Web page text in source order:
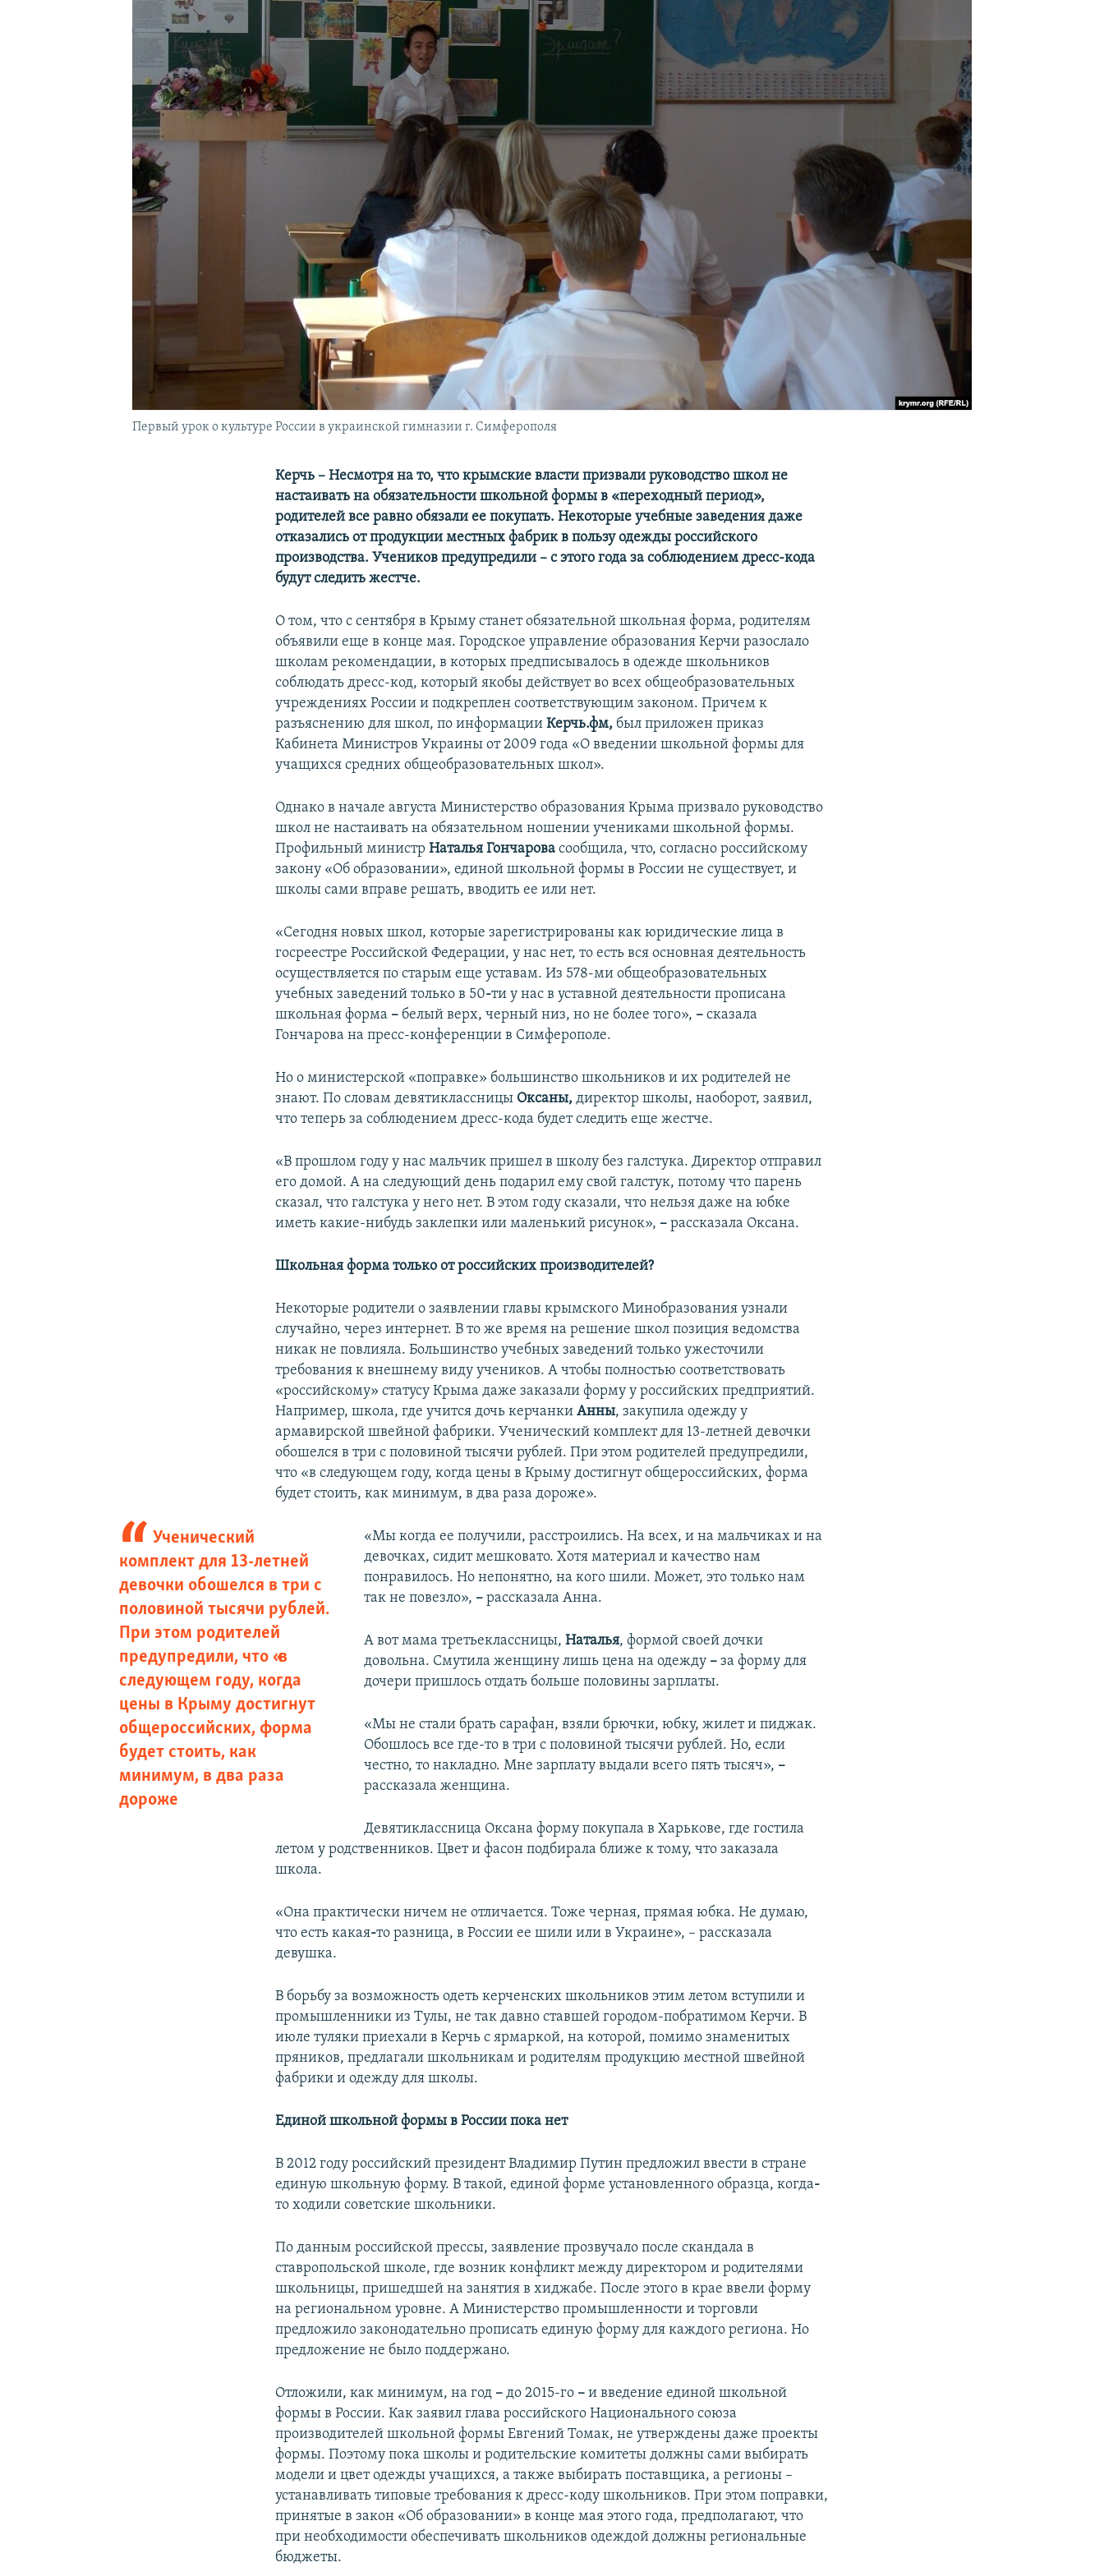
КРЫМ.НЕПОКОРЕННЫЙ
УКРАИНСКАЯ ПРОБЛЕМА КРЫМА
Первый урок о культуре России в украинской гимназии г. Симферополя
Керчь – Несмотря на то, что крымские власти призвали руководство школ не
настаивать на обязательности школьной формы в «переходный период»,
родителей все равно обязали ее покупать. Некоторые учебные заведения даже
отказались от продукции местных фабрик в пользу одежды российского
производства. Учеников предупредили – с этого года за соблюдением дресс-кода
будут следить жестче.
О том, что с сентября в Крыму станет обязательной школьная форма, родителям
объявили еще в конце мая. Городское управление образования Керчи разослало
школам рекомендации, в которых предписывалось в одежде школьников
соблюдать дресс-код, который якобы действует во всех общеобразовательных
учреждениях России и подкреплен соответствующим законом. Причем к
разъяснению для школ, по информацииКерчь.фм, был приложен приказ
Кабинета Министров Украины от 2009 года «О введении школьной формы для
учащихся средних общеобразовательных школ».
Однако в начале августа Министерство образования Крыма призвало руководство
школ не настаивать на обязательном ношении учениками школьной формы.
Профильный министрНаталья Гончарова сообщила, что, согласно российскому
закону «Об образовании», единой школьной формы в России не существует, и
школы сами вправе решать, вводить ее или нет.
«Сегодня новых школ, которые зарегистрированы как юридические лица в
госреестре Российской Федерации, у нас нет, то есть вся основная деятельность
осуществляется по старым еще уставам. Из 578-ми общеобразовательных
учебных заведений только в 50-ти у нас в уставной деятельности прописана
школьная форма – белый верх, черный низ, но не более того», –сказала
Гончарова на пресс-конференции в Симферополе.
Но о министерской «поправке» большинство школьников и их родителей не
знают. По словам девятиклассницы Оксаны, директор школы, наоборот, заявил,
что теперь за соблюдением дресс-кода будет следить еще жестче.
«В прошлом году у нас мальчик пришел в школу без галстука. Директор отправил
его домой. А на следующий день подарил ему свой галстук, потому что парень
сказал, что галстука у него нет. В этом году сказали, что нельзя даже на юбке
иметь какие-нибудь заклепки или маленький рисунок», –рассказала Оксана.
Школьная форма только от российских производителей?
Некоторые родители о заявлении главы крымского Минобразования узнали
случайно, через интернет. В то же время на решение школ позиция ведомства
никак не повлияла. Большинство учебных заведений только ужесточили
требования к внешнему виду учеников. А чтобы полностью соответствовать
«российскому» статусу Крыма даже заказали форму у российских предприятий.
Например, школа, где учится дочь керчанкиАнны, закупила одежду у
армавирской швейной фабрики. Ученический комплект для 13-летней девочки
обошелся в три с половиной тысячи рублей. При этом родителей предупредили,
что «в следующем году, когда цены в Крыму достигнут общероссийских, форма
будет стоить, как минимум, в два раза дороже».
Ученический
комплект для 13-летней
девочки обошелся в три с
половиной тысячи рублей.
При этом родителей
предупредили, что «в
следующем году, когда
цены в Крыму достигнут
общероссийских, форма
будет стоить, как
минимум, в два раза
дороже
«Мы когда ее получили, расстроились. На всех, и на мальчиках и на
девочках, сидит мешковато. Хотя материал и качество нам
понравилось. Но непонятно, на кого шили. Может, это только нам
так не повезло», – рассказала Анна.
А вот мама третьеклассницы, Наталья, формой своей дочки
довольна. Смутила женщину лишь цена на одежду – за форму для
дочери пришлось отдать больше половины зарплаты.
«Мы не стали брать сарафан, взяли брючки, юбку, жилет и пиджак.
Обошлось все где-то в три с половиной тысячи рублей. Но, если
честно, то накладно. Мне зарплату выдали всего пять тысяч», –
рассказала женщина.
Девятиклассница Оксана форму покупала в Харькове, где гостила
летом у родственников. Цвет и фасон подбирала ближе к тому, что заказала
школа.
«Она практически ничем не отличается. Тоже черная, прямая юбка. Не думаю,
что есть какая-то разница, в России ее шили или в Украине», – рассказала
девушка.
В борьбу за возможность одеть керченских школьников этим летом вступили и
промышленники из Тулы, не так давно ставшей городом-побратимом Керчи. В
июле туляки приехали в Керчь с ярмаркой, на которой, помимо знаменитых
пряников, предлагали школьникам и родителям продукцию местной швейной
фабрики и одежду для школы.
Единой школьной формы в России пока нет
В 2012 году российский президент Владимир Путин предложил ввести в стране
единую школьную форму. В такой, единой форме установленного образца, когда-
то ходили советские школьники.
По данным российской прессы, заявление прозвучало после скандала в
ставропольской школе, где возник конфликт между директором и родителями
школьницы, пришедшей на занятия в хиджабе. После этого в крае ввели форму
на региональном уровне. А Министерство промышленности и торговли
предложило законодательно прописать единую форму для каждого региона. Но
предложение не было поддержано.
Отложили, как минимум, на год –до 2015-го –и введение единой школьной
формы в России. Как заявил глава российского Национального союза
производителей школьной формы Евгений Томак, не утверждены даже проекты
формы. Поэтому пока школы и родительские комитеты должны сами выбирать
модели и цвет одежды учащихся, а также выбирать поставщика, а регионы –
устанавливать типовые требования к дресс-коду школьников. При этом поправки,
принятые в закон «Об образовании» в конце мая этого года, предполагают, что
при необходимости обеспечивать школьников одеждой должны региональные
бюджеты.